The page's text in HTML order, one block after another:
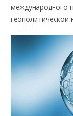
международного
геополитической